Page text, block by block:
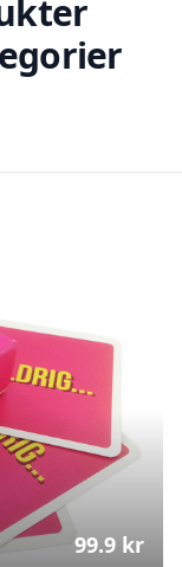
99.9 kr